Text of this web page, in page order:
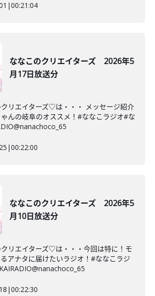
|00:21:04
ななこのクリエイターズ 2026年5
月17日放送分
リエイターズ♡は・・・ メッセージ紹介
んの岐阜のオススメ！#ななこラジオ#な
|00:22:00
ななこのクリエイターズ 2026年5
月10日放送分
リエイターズ♡は・・・今回は特に！モ
アナタに届けたいラジオ！#ななこラジ
|00:22:30